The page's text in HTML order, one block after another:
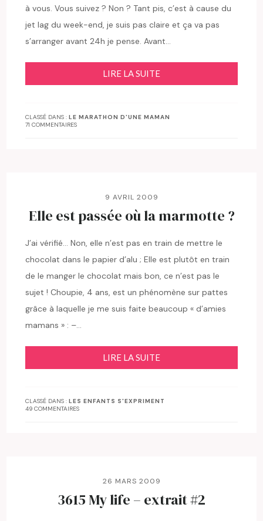
à vous. Vous suivez ? Non ? Tant pis, c’est à cause du
jet lag du week-end, je suis pas claire et ça va pas
s’arranger avant 24h je pense. Avant…
LIRE LA SUITE
CLASSÉ DANS :LE MARATHON D'UNE MAMAN
71 COMMENTAIRES
9 AVRIL 2009
Elle est passée où la marmotte ?
J’ai vérifié… Non, elle n’est pas en train de mettre le
chocolat dans le papier d’alu ; Elle est plutôt en train
de le manger le chocolat mais bon, ce n’est pas le
sujet ! Choupie, 4 ans, est un phénomène sur pattes
grâce à laquelle je me suis faite beaucoup « d’amies
mamans » : –…
LIRE LA SUITE
CLASSÉ DANS :LES ENFANTS S'EXPRIMENT
49 COMMENTAIRES
26 MARS 2009
3615 My life – extrait #2